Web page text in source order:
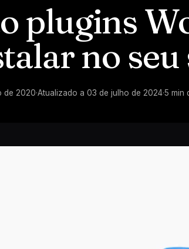
plugins
no seu
de 2020·Atualizado a 03 de julho de 2024·5 min